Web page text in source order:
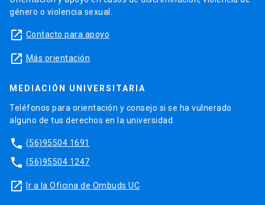
género o violencia sexual.
launch Contacto para apoyo
launch Más orientación
MEDIACIÓN UNIVERSITARIA
Teléfonos para orientación y consejo si se ha vulnerado
alguno de tus derechos en la universidad.
phone (56)95504 1691
phone (56)95504 1247
launch Ir a la Oficina de Ombuds UC